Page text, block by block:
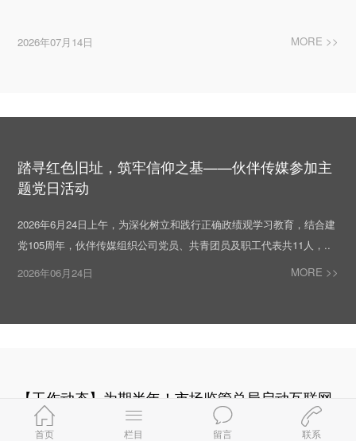
2026年07月14日 MORE >>
踏寻红色旧址，筑牢信仰之基——伙伴传媒参加主
题党日活动
2026年6月24日上午，为深化树立和践行正确政绩观学习教育，结合建
党105周年，伙伴传媒组织公司党员、共青团员及职工代表共11人，..
2026年06月24日
MORE >>
【工作动态】为期半年！市场监管总局启动互联网
广告专项整治 聚焦六大重点环境
首页 栏目 留言 联系